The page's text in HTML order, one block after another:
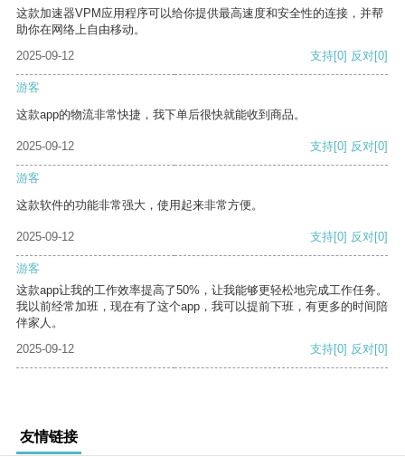
这款加速器VPM应用程序可以给你提供最高速度和安全性的连接，并帮
助你在网络上自由移动。
2025-09-12
支持[0] 反对[0]
游客
这款app的物流非常快捷，我下单后很快就能收到商品。
2025-09-12 支持[0] 反对[0]
游客
这款软件的功能非常强大，使用起来非常方便。
2025-09-12 支持[0] 反对[0]
游客
这款app让我的工作效率提高了50%，让我能够更轻松地完成工作任务。
我以前经常加班，现在有了这个app，我可以提前下班，有更多的时间陪
伴家人。
2025-09-12
支持[0] 反对[0]
友情链接